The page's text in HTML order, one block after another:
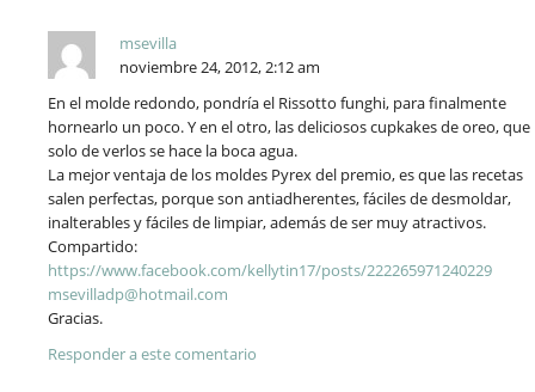
msevilla
noviembre 24, 2012, 2:12 am
En el molde redondo, pondría el Rissotto funghi, para finalmente
hornearlo un poco. Y en el otro, las deliciosos cupkakes de oreo, que
solo de verlos se hace la boca agua.
La mejor ventaja de los moldes Pyrex del premio, es que las recetas
salen perfectas, porque son antiadherentes, fáciles de desmoldar,
inalterables y fáciles de limpiar, además de ser muy atractivos.
Compartido:
https://www.facebook.com/kellytin17/posts/222265971240229
msevilladp@hotmail.com
Gracias.
Responder a este comentario